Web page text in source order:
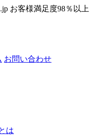
お客様満足度98％以上
お問い合わせ
は